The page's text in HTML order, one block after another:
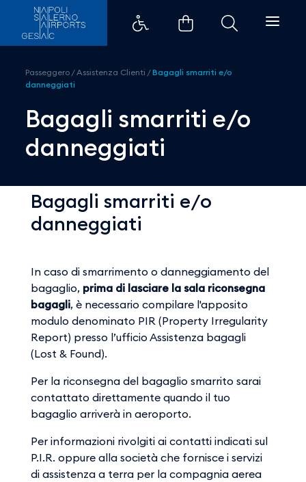
Bagagli smarriti e/o
Passeggero /Assistenza Clienti /Bagagli smarriti e/o
danneggiati
Bagagli smarriti e/o
danneggiati
Bagagli smarriti e/o
danneggiati
In caso di smarrimento o danneggiamento del
bagaglio, prima di lasciare la sala riconsegna
bagagli, è necessario compilare l'apposito
modulo denominato PIR (Property Irregularity
Report) presso l’ufficio Assistenza bagagli
(Lost & Found).
Per la riconsegna del bagaglio smarrito sarai
contattato direttamente quando il tuo
bagaglio arriverà in aeroporto.
Per informazioni rivolgiti ai contatti indicati sul
P.I.R. oppure alla società che fornisce i servizi
di assistenza a terra per la compagnia aerea